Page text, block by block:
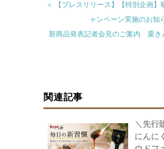
＜ 【プレスリリース】【特別企画
ャンペーン実施のお知
新商品発表記者会見のご案内 栗き
関連記事
＼先行
にんに